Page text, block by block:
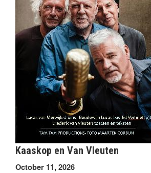
Kaaskop en Van Vleuten
October 11, 2026